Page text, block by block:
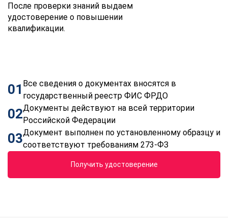
После проверки знаний выдаем
удостоверение о повышении
квалификации.
01 Все сведения о документах вносятся в
государственный реестр ФИС ФРДО
02Документы действуют на всей территории
Российской Федерации
03Документ выполнен по установленному образцу и
соответствуют требованиям 273-ФЗ
Получить удостоверение